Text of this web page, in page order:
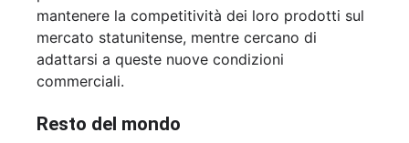
mantenere la competitività dei loro prodotti sul
mercato statunitense, mentre cercano di
adattarsi a queste nuove condizioni
commerciali.
Resto del mondo